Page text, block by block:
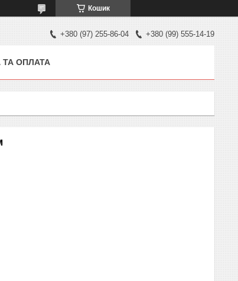
Кошик
+380 (97) 255-86-04 +380 (99) 555-14-19
ОПЛАТА